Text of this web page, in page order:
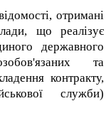
отримані
що реалізує
державного
та
контракту,
служби)